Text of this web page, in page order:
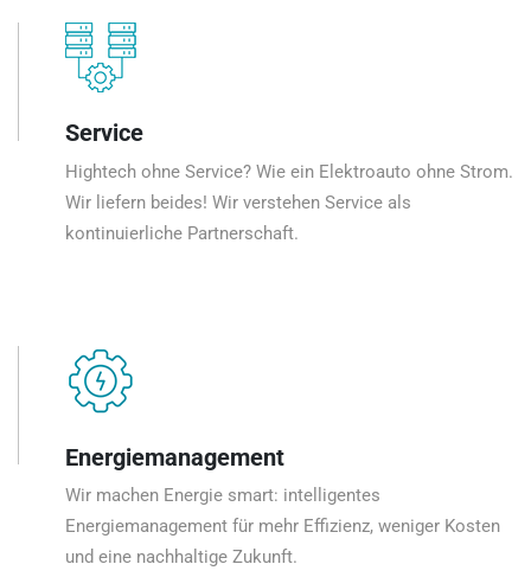
Service
Hightech ohne Service? Wie ein Elektroauto ohne Strom.
Wir liefern beides! Wir verstehen Service als
kontinuierliche Partnerschaft.
Energiemanagement
Wir machen Energie smart: intelligentes
Energiemanagement für mehr Effizienz, weniger Kosten
und eine nachhaltige Zukunft.